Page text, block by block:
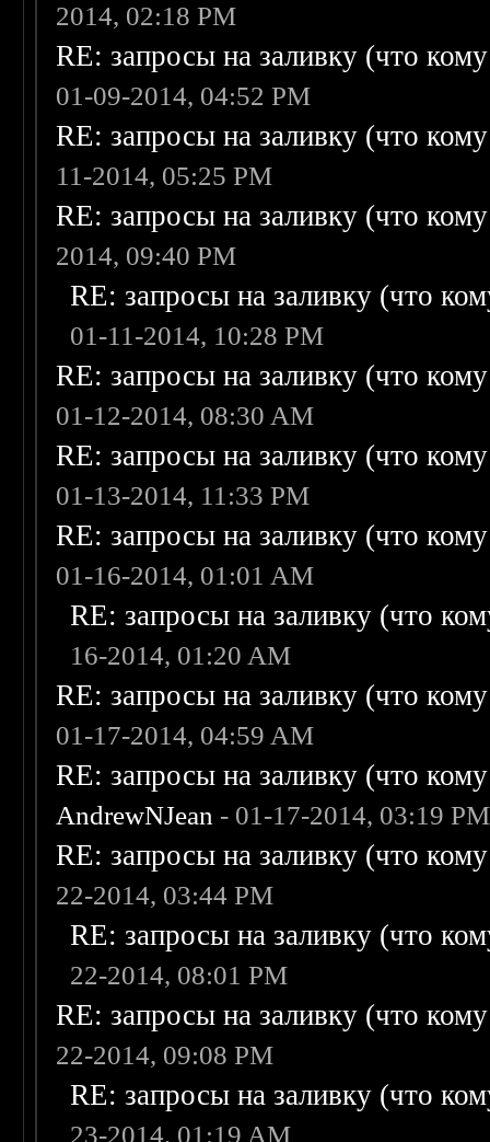
2014, 02:18 PM
RE: запросы на заливку (что
01-09-2014, 04:52 PM
RE: запросы на заливку (что
11-2014, 05:25 PM
RE: запросы на заливку (что
2014, 09:40 PM
RE: запросы на заливку (что
01-11-2014, 10:28 PM
RE: запросы на заливку (что
01-12-2014, 08:30 AM
RE: запросы на заливку (что
01-13-2014, 11:33 PM
RE: запросы на заливку (что
01-16-2014, 01:01 AM
RE: запросы на заливку (что
16-2014, 01:20 AM
RE: запросы на заливку (что
01-17-2014, 04:59 AM
RE: запросы на заливку (что
AndrewNJean - 01-17-2014, 03:19 PM
RE: запросы на заливку (что
22-2014, 03:44 PM
RE: запросы на заливку (что
22-2014, 08:01 PM
RE: запросы на заливку (что
22-2014, 09:08 PM
RE: запросы на заливку (что
23-2014, 01:19 AM